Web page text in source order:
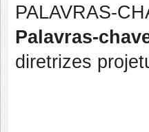
PALAVRAS-
Palavras-
diretrizes